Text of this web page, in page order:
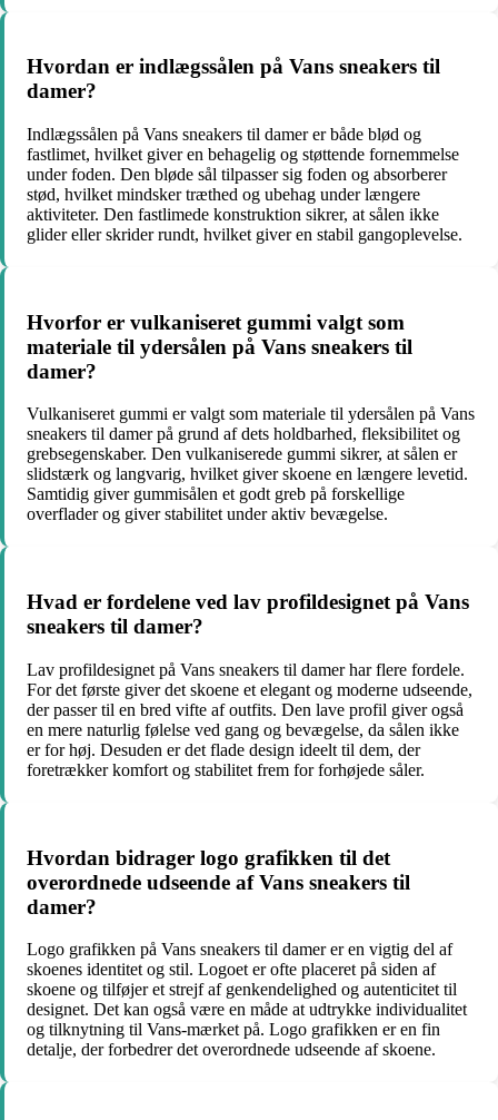
Hvordan er indlægssålen på Vans sneakers til
damer?
Indlægssålen på Vans sneakers til damer er både blød og
fastlimet, hvilket giver en behagelig og støttende fornemmelse
under foden. Den bløde sål tilpasser sig foden og absorberer
stød, hvilket mindsker træthed og ubehag under længere
aktiviteter. Den fastlimede konstruktion sikrer, at sålen ikke
glider eller skrider rundt, hvilket giver en stabil gangoplevelse.
Hvorfor er vulkaniseret gummi valgt som
materiale til ydersålen på Vans sneakers til
damer?
Vulkaniseret gummi er valgt som materiale til ydersålen på Vans
sneakers til damer på grund af dets holdbarhed, fleksibilitet og
grebsegenskaber. Den vulkaniserede gummi sikrer, at sålen er
slidstærk og langvarig, hvilket giver skoene en længere levetid.
Samtidig giver gummisålen et godt greb på forskellige
overflader og giver stabilitet under aktiv bevægelse.
Hvad er fordelene ved lav profildesignet på Vans
sneakers til damer?
Lav profildesignet på Vans sneakers til damer har flere fordele.
For det første giver det skoene et elegant og moderne udseende,
der passer til en bred vifte af outfits. Den lave profil giver også
en mere naturlig følelse ved gang og bevægelse, da sålen ikke
er for høj. Desuden er det flade design ideelt til dem, der
foretrækker komfort og stabilitet frem for forhøjede såler.
Hvordan bidrager logo grafikken til det
overordnede udseende af Vans sneakers til
damer?
Logo grafikken på Vans sneakers til damer er en vigtig del af
skoenes identitet og stil. Logoet er ofte placeret på siden af
skoene og tilføjer et strejf af genkendelighed og autenticitet til
designet. Det kan også være en måde at udtrykke individualitet
og tilknytning til Vans-mærket på. Logo grafikken er en fin
detalje, der forbedrer det overordnede udseende af skoene.